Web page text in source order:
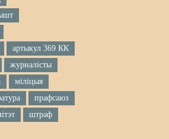
артыкул 369 КК
журналісты
міліцыя
прафсаюз
штраф